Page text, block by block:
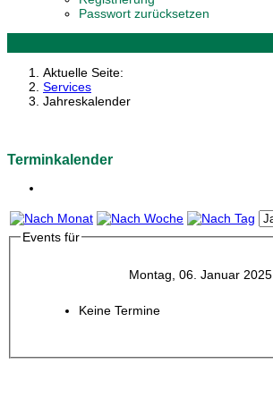
Passwort zurücksetzen
Aktuelle Seite:
Services
Jahreskalender
Terminkalender
Events für
Montag, 06. Januar 2025
Keine Termine